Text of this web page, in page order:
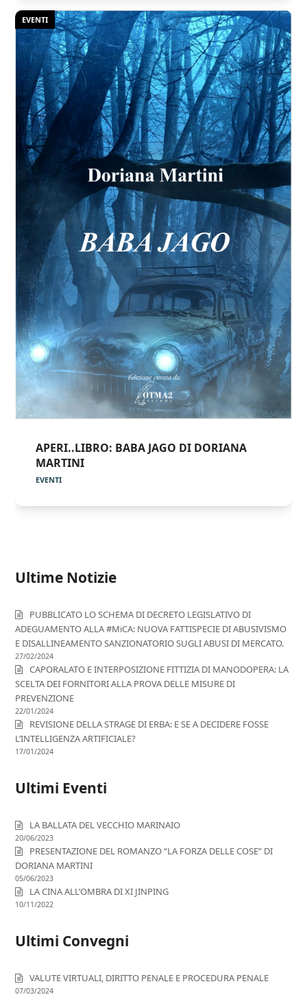
EVENTI
APERI..LIBRO: BABA JAGO DI DORIANA
MARTINI
EVENTI
Ultime Notizie
PUBBLICATO LO SCHEMA DI DECRETO LEGISLATIVO DI
ADEGUAMENTO ALLA #MiCA: NUOVA FATTISPECIE DI ABUSIVISMO
E DISALLINEAMENTO SANZIONATORIO SUGLI ABUSI DI MERCATO.
27/02/2024
CAPORALATO E INTERPOSIZIONE FITTIZIA DI MANODOPERA: LA
SCELTA DEI FORNITORI ALLA PROVA DELLE MISURE DI
PREVENZIONE
22/01/2024
REVISIONE DELLA STRAGE DI ERBA: E SE A DECIDERE FOSSE
L’INTELLIGENZA ARTIFICIALE?
17/01/2024
Ultimi Eventi
LA BALLATA DEL VECCHIO MARINAIO
20/06/2023
PRESENTAZIONE DEL ROMANZO “LA FORZA DELLE COSE” DI
DORIANA MARTINI
05/06/2023
LA CINA ALL’OMBRA DI XI JINPING
10/11/2022
Ultimi Convegni
VALUTE VIRTUALI, DIRITTO PENALE E PROCEDURA PENALE
07/03/2024